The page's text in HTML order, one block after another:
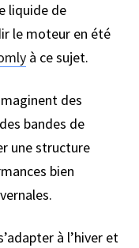
liquide de
le moteur en été
à ce sujet.
des
bandes de
une structure
bien
à l’hiver et